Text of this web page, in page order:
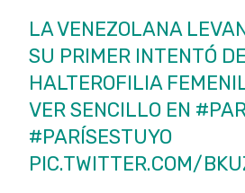
LA VENEZOLANA
SU PRIMER INTENTÓ
HALTEROFILIA
VER SENCILLO EN
#PARÍSESTUYO
PIC.TWITTER.COM/